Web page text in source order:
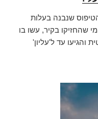
שנבנה בעלות
שהחזיקו בקיר, עשו בו
והגיעו עד ל'עליון'